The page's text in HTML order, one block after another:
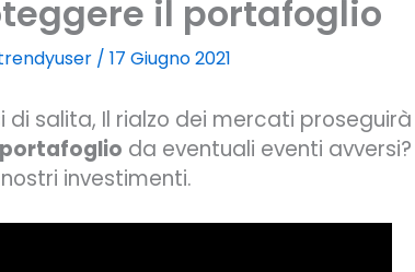
il portafoglio
/ 17 Giugno 2021
salita, Il rialzo dei mercati
da eventuali eventi
investimenti.